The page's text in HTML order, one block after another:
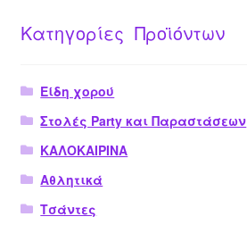
Κατηγορίες Προϊόντων
Είδη χορού
Στολές Party και Παραστάσεων
ΚΑΛΟΚΑΙΡΙΝΑ
Αθλητικά
Τσάντες